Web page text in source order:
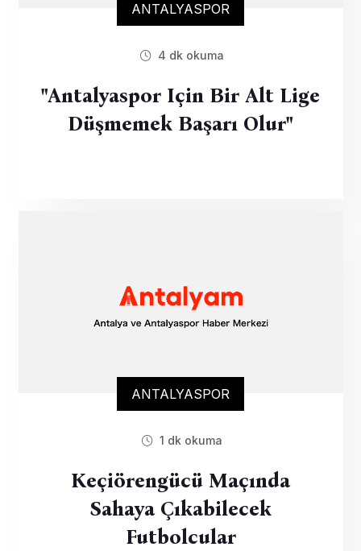
ANTALYASPOR
4 dk okuma
"Antalyaspor Için Bir Alt Lige
Düşmemek Başarı Olur"
ANTALYASPOR
1 dk okuma
Keçiörengücü Maçında
Sahaya Çıkabilecek
Futbolcular